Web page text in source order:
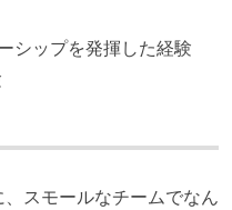
シップを発揮した経験
スモールなチームでなん